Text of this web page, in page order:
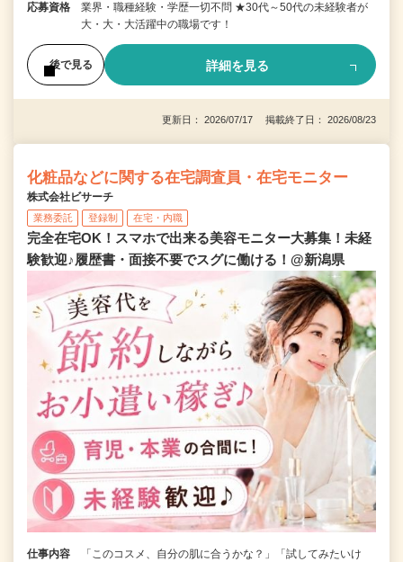
応募資格
業界・職種経験・学歴一切不問 ★30代～50代の未経験者が
大・大・大活躍中の職場です！
後で見る 詳細を見る
更新日： 2026/07/17 掲載終了日： 2026/08/23
化粧品などに関する在宅調査員・在宅モニター
株式会社ビサーチ
業務委託 登録制 在宅・内職
完全在宅OK！スマホで出来る美容モニター大募集！未経
験歓迎♪履歴書・面接不要でスグに働ける！@新潟県
仕事内容
「このコスメ、自分の肌に合うかな？」「試してみたいけ